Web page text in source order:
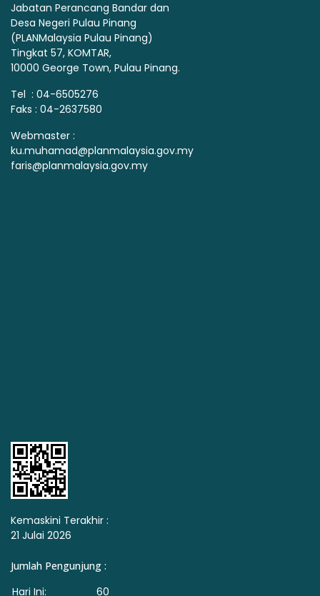
Jabatan Perancang Bandar dan
Desa Negeri Pulau Pinang
(PLANMalaysia Pulau Pinang)
Tingkat 57, KOMTAR,
10000 George Town, Pulau Pinang.
Tel : 04-6505276
Faks : 04-2637580
Webmaster :
ku.muhamad@planmalaysia.gov.my
faris@planmalaysia.gov.my
Kemaskini Terakhir :
21 Julai 2026
Jumlah Pengunjung :
Hari Ini: 60